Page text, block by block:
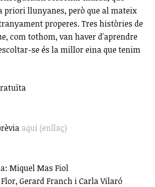
priori llunyanes, però que al mateix
properes. Tres històries de
com tothom, van haver d'aprendre
se és la millor eina que tenim
aquí (enllaç)
Miquel Mas Fiol
Gerard Franch i Carla Vilaró